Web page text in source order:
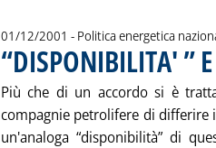
01/12/2001 - Politica energetica
“DISPONIBILITA' ”
Più che di un accordo si è
compagnie petrolifere di differire
un'analoga “disponibilità” di